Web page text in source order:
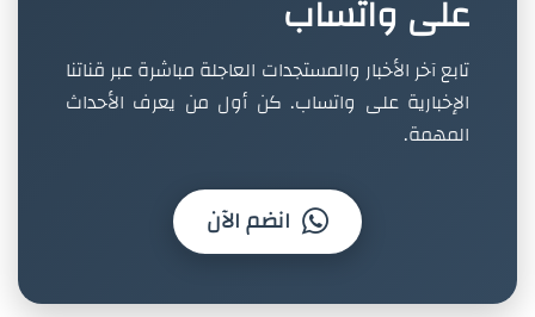
على واتساب
تابع آخر الأخبار والمستجدات العاجلة مباشرة عبر قناتنا
الإخبارية على واتساب. كن أول من يعرف الأحداث
المهمة.
انضم الآن